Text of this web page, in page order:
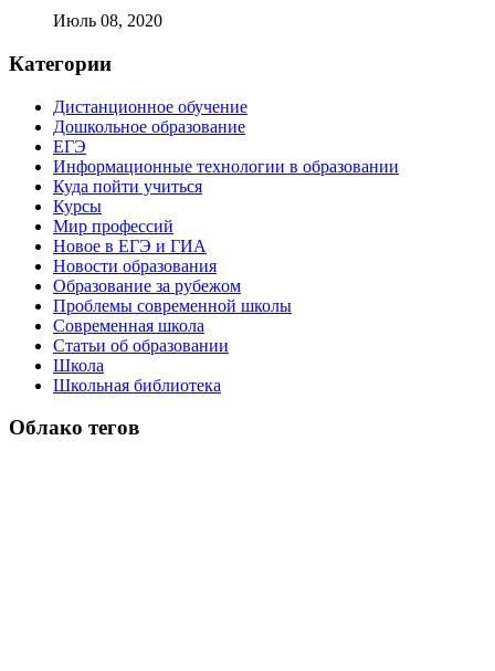
Июль 08, 2020
Категории
Дистанционное обучение
Дошкольное образование
ЕГЭ
Информационные технологии в образовании
Куда пойти учиться
Курсы
Мир профессий
Новое в ЕГЭ и ГИА
Новости образования
Образование за рубежом
Проблемы современной школы
Современная школа
Статьи об образовании
Школа
Школьная библиотека
Облако тегов